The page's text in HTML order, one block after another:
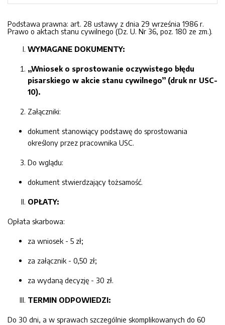
Podstawa prawna: art. 28 ustawy z dnia 29 września 1986 r.
Prawo o aktach stanu cywilnego (Dz. U. Nr 36, poz. 180 ze zm.).
WYMAGANE DOKUMENTY:
„Wniosek o sprostowanie oczywistego błędu
pisarskiego w akcie stanu cywilnego” (druk nr USC-
10).
Załączniki:
dokument stanowiący podstawę do sprostowania
określony przez pracownika USC.
Do wglądu:
dokument stwierdzający tożsamość.
OPŁATY:
Opłata skarbowa:
za wniosek - 5 zł;
za załącznik - 0,50 zł;
za wydaną decyzję - 30 zł.
TERMIN ODPOWIEDZI:
Do 30 dni, a w sprawach szczególnie skomplikowanych do 60